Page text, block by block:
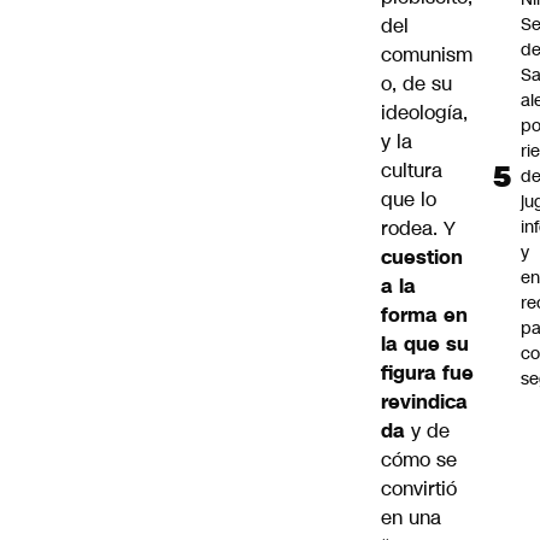
del
comunism
o, de su
ideología,
y la
cultura
que lo
rodea. Y
cuestion
a la
forma en
la que su
figura fue
revindica
da y de
cómo se
convirtió
en una
de
de
y